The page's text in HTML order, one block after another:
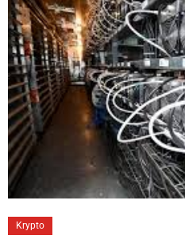
e
s
Krypto